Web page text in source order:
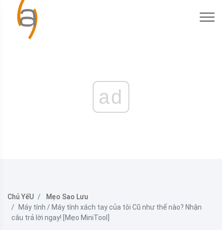
ad
Chủ YếU
Mẹo Sao Lưu
Máy tính / Máy tính xách tay của tôi Cũ như thế nào? Nhận
câu trả lời ngay! [Mẹo MiniTool]